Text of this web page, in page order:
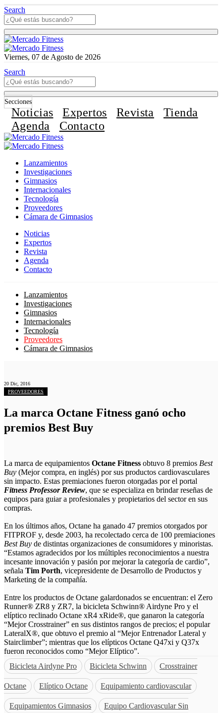
Search
Viernes, 07 de Agosto de 2026
Search
Secciones
Noticias Expertos Revista
Tienda
Agenda
Contacto
Lanzamientos
Investigaciones
Gimnasios
Internacionales
Tecnología
Proveedores
Cámara de Gimnasios
Noticias
Expertos
Revista
Agenda
Contacto
Lanzamientos
Investigaciones
Gimnasios
Internacionales
Tecnología
Proveedores
Cámara de Gimnasios
20 Dic, 2016
PROVEEDORES
La marca Octane Fitness ganó ocho
premios Best Buy
La marca de equipamientos Octane Fitness obtuvo 8 premios Best
Buy (Mejor compra, en inglés) por sus productos cardiovasculares
sin impacto. Estas premiaciones fueron otorgadas por el portal
Fitness Professor Review, que se especializa en brindar reseñas de
equipos para guiar a profesionales y propietarios del sector en sus
compras.
En los últimos años, Octane ha ganado 47 premios otorgados por
FITPROF y, desde 2003, ha recolectado cerca de 100 premiaciones
Best Buy de distintas organizaciones de consumidores y minoristas.
“Estamos agradecidos por los múltiples reconocimientos a nuestra
incesante innovación y pasión por mejorar la categoría de cardio”,
señala Tim Porth, vicepresidente de Desarrollo de Productos y
Marketing de la compañía.
Entre los productos de Octane galardonados se encuentran: el Zero
Runner® ZR8 y ZR7, la bicicleta Schwinn® Airdyne Pro y el
elíptico reclinado Octane xR4 xRide®, que ganaron la categoría
“Mejor Crosstrainer” en sus distintos rangos de precios; el popular
LateralX®, que obtuvo el premio al “Mejor Entrenador Lateral y
Stairclimber”; mientras que los elípticos Octane Q47xi y Q37x
fueron reconocidos como “Mejor Elíptico”.
Bicicleta Airdyne Pro
Bicicleta Schwinn Crosstrainer
Octane Elíptico Octane Equipamiento cardiovascular
Equipamientos Gimnasios Equipo Cardiovascular Sin